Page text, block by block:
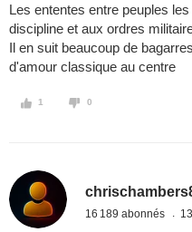
Les ententes entre peuples
discipline et aux ordres
Il en suit beaucoup de
d'amour classique au centre
1 0
16 189 abonnés